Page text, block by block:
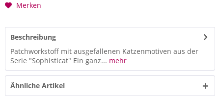
Merken
Beschreibung
Patchworkstoff mit ausgefallenen Katzenmotiven aus der
Serie "Sophisticat" Ein ganz... mehr
Ähnliche Artikel